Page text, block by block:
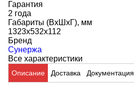
Гарантия
2 года
Габариты (ВхШхГ), мм
1323x532x112
Бренд
Сунержа
Все характеристики
Описание Доставка Документация